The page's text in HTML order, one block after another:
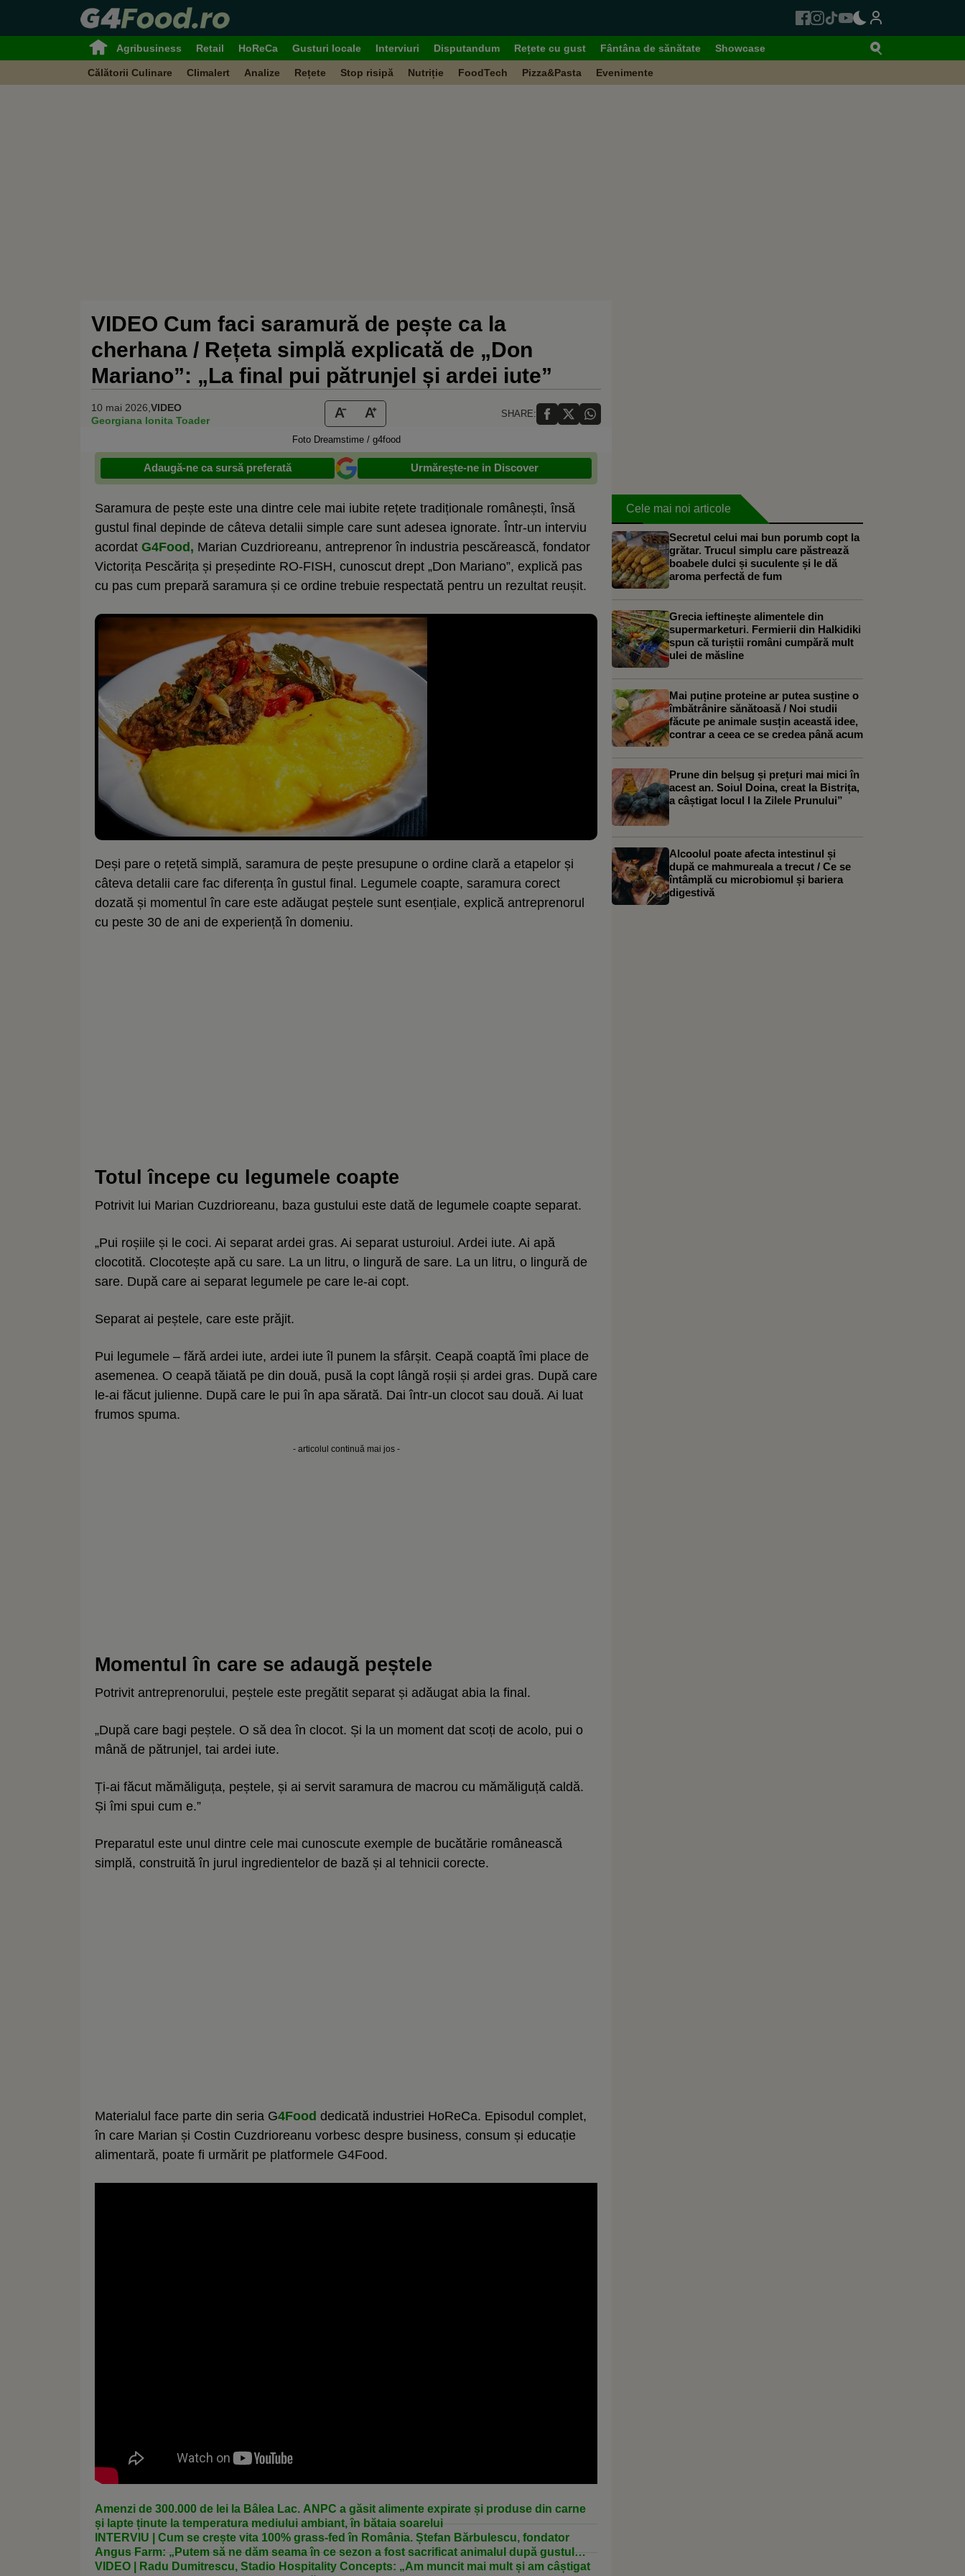
Agribusiness Retail HoReCa Gusturi locale Interviuri Disputandum Rețete cu gust Fântâna de sănătate Showcase
Călătorii Culinare Climalert Analize Rețete Stop risipă Nutriție FoodTech Pizza&Pasta Evenimente
VIDEO Cum faci saramură de pește ca la
cherhana / Rețeta simplă explicată de „Don
Mariano”: „La final pui pătrunjel și ardei iute”
10 mai 2026, VIDEO
Georgiana Ionita Toader
SHARE:
Foto Dreamstime / g4food
Adaugă-ne ca sursă preferată Urmărește-ne in Discover
Saramura de pește este una dintre cele mai iubite rețete tradiționale românești, însă
gustul final depinde de câteva detalii simple care sunt adesea ignorate. Într-un interviu
acordat G4Food, Marian Cuzdrioreanu, antreprenor în industria pescărească, fondator
Victorița Pescărița și președinte RO-FISH, cunoscut drept „Don Mariano”, explică pas
cu pas cum prepară saramura și ce ordine trebuie respectată pentru un rezultat reușit.
Deși pare o rețetă simplă, saramura de pește presupune o ordine clară a etapelor și
câteva detalii care fac diferența în gustul final. Legumele coapte, saramura corect
dozată și momentul în care este adăugat peștele sunt esențiale, explică antreprenorul
cu peste 30 de ani de experiență în domeniu.
Totul începe cu legumele coapte
Potrivit lui Marian Cuzdrioreanu, baza gustului este dată de legumele coapte separat.
„Pui roșiile și le coci. Ai separat ardei gras. Ai separat usturoiul. Ardei iute. Ai apă
clocotită. Clocotește apă cu sare. La un litru, o lingură de sare. La un litru, o lingură de
sare. După care ai separat legumele pe care le-ai copt.
Separat ai peștele, care este prăjit.
Pui legumele – fără ardei iute, ardei iute îl punem la sfârșit. Ceapă coaptă îmi place de
asemenea. O ceapă tăiată pe din două, pusă la copt lângă roșii și ardei gras. După care
le-ai făcut julienne. După care le pui în apa sărată. Dai într-un clocot sau două. Ai luat
frumos spuma.
- articolul continuă mai jos -
Momentul în care se adaugă peștele
Potrivit antreprenorului, peștele este pregătit separat și adăugat abia la final.
„După care bagi peștele. O să dea în clocot. Și la un moment dat scoți de acolo, pui o
mână de pătrunjel, tai ardei iute.
Ți-ai făcut mămăliguța, peștele, și ai servit saramura de macrou cu mămăliguță caldă.
Și îmi spui cum e.”
Preparatul este unul dintre cele mai cunoscute exemple de bucătărie românească
simplă, construită în jurul ingredientelor de bază și al tehnicii corecte.
Materialul face parte din seria G4Food dedicată industriei HoReCa. Episodul complet,
în care Marian și Costin Cuzdrioreanu vorbesc despre business, consum și educație
alimentară, poate fi urmărit pe platformele G4Food.
Amenzi de 300.000 de lei la Bâlea Lac. ANPC a găsit alimente expirate și produse din carne
și lapte ținute la temperatura mediului ambiant, în bătaia soarelui
INTERVIU | Cum se crește vita 100% grass-fed în România. Ștefan Bărbulescu, fondator
Angus Farm: „Putem să ne dăm seama în ce sezon a fost sacrificat animalul după gustul
fripturii”
VIDEO | Radu Dumitrescu, Stadio Hospitality Concepts: „Am muncit mai mult și am câștigat
Cele mai noi articole
Secretul celui mai bun porumb copt la
grătar. Trucul simplu care păstrează
boabele dulci și suculente și le dă
aroma perfectă de fum
Grecia ieftinește alimentele din
supermarketuri. Fermierii din Halkidiki
spun că turiștii români cumpără mult
ulei de măsline
Mai puține proteine ar putea susține o
îmbătrânire sănătoasă / Noi studii
făcute pe animale susțin această idee,
contrar a ceea ce se credea până acum
Prune din belșug și prețuri mai mici în
acest an. Soiul Doina, creat la Bistrița,
a câștigat locul I la Zilele Prunului”
Alcoolul poate afecta intestinul și
după ce mahmureala a trecut / Ce se
întâmplă cu microbiomul și bariera
digestivă